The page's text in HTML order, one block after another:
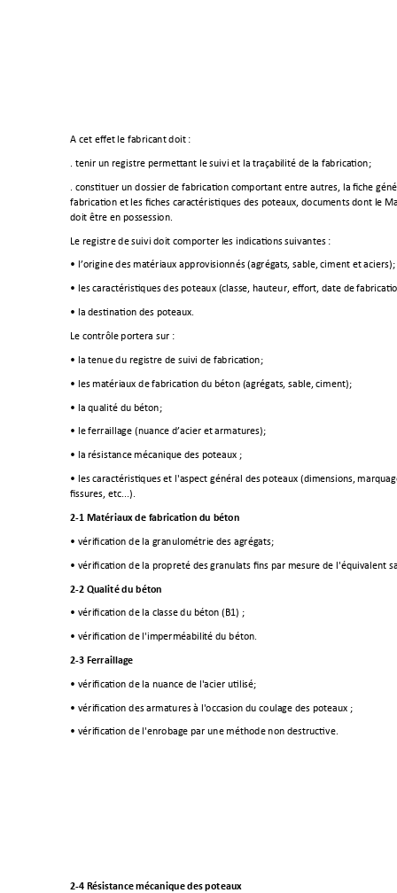
A cet effet le fabricant doit :
. tenir un registre permettant le suivi et la traçabi lité de la fabrication;
. constituer un dossier de fabrication comportant entre autres, la fiche
fabrication et les fiches caractéristiques des poteaux, documents dont le
doit être en possession.
Le registre de suivi doit comporter les indications suivantes :
• l’origine des matériaux approvisionnés (agrégats, sable, ciment et aciers);
• les caractéristiques des poteaux (classe, hauteur, effort, date de
• la destination des poteaux.
Le contrôle portera sur :
• la tenue du registre de suivi de fabrication;
• les matériaux de fabrication du béton (agrégats, sable, ciment);
• la qualité du béton;
• le ferraillage (nuance d’acier et armatures);
• la résistance mécanique des poteaux ;
• les caractéristiques et l'aspect général des poteaux (dimensions,
fissures, etc...).
2-1 Matériaux de fabrication du béton
• vérification de la granulométrie des agrégats;
• vérification de la propreté des granulats fins par mesure de l'équivalent
2-2 Qualité du béton
• vérification de la classe du béton (B1) ;
• vérification de l'imperméabilité du béton.
2-3 Ferraillage
• vérification de la nuance de l'acier utilisé;
• vérification des armatures à l'occasion du coulage des poteaux ;
• vérification de l'enrobage par une méthode non destructive.
2-4 Résistance mécanique des poteaux